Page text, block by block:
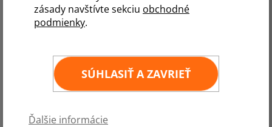
zásady navštívte sekciu obchodné
podmienky.
SÚHLASIŤ A ZAVRIEŤ
Ďalšie informácie